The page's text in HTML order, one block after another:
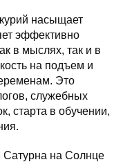
насыщает
эффективно
в мыслях, так и в
на подъем и
Это
служебных
старта в обучении,
Сатурна на Солнце